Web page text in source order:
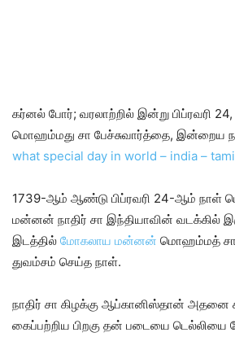
கர்னல் போர்; வரலாற்றில் இன்று பிப்ரவரி 24,
மொஹம்மது சா பேச்சுவார்த்தை, இன்றைய
what special day in world – india –
1739-ஆம் ஆண்டு பிப்ரவரி 24-ஆம் நாள்
மன்னன் நாதிர் சா இந்தியாவின் வடக்கில்
இடத்தில் மோகலாய மன்னன் மொஹம்மத்
துவம்சம் செய்த நாள்.
நாதிர் சா கிழக்கு ஆப்கானிஸ்தான் அதனை
கைப்பற்றிய பிறகு தன் படையை டெல்லியை